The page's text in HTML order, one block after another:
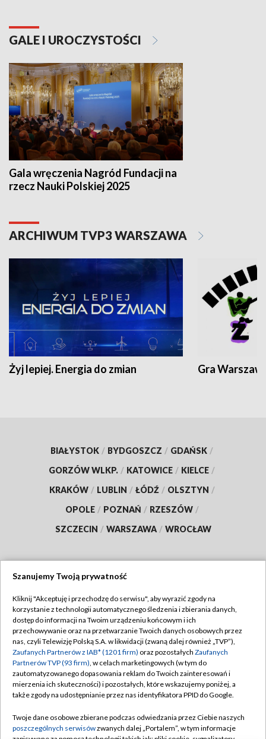
GALE I UROCZYSTOŚCI
Gala wręczenia Nagród Fundacji na
rzecz Nauki Polskiej 2025
ARCHIWUM TVP3 WARSZAWA
Żyj lepiej. Energia do zmian Gra
BIAŁYSTOK / BYDGOSZCZ / GDAŃSK /
GORZÓW WLKP. / KATOWICE / KIELCE /
KRAKÓW / LUBLIN / ŁÓDŹ / OLSZTYN /
OPOLE / POZNAŃ / RZESZÓW /
SZCZECIN / WARSZAWA / WROCŁAW
TVP
Abonament TVP
Emisja w TVP
Centrum informacji TVP
Naziemna Telewizja Cyfrowa
Rada Programowa
Regulamin TVP
Polityka prywatności
Moje zgody
Pomoc
Kontakt
Szanujemy Twoją prywatność
Kliknij "Akceptuję i przechodzę do serwisu", aby wyrazić zgody na
korzystanie z technologii automatycznego śledzenia i zbierania danych,
dostęp do informacji na Twoim urządzeniu końcowym i ich
przechowywanie oraz na przetwarzanie Twoich danych osobowych przez
nas, czyli Telewizję Polską S.A. w likwidacji (zwaną dalej również „TVP”),
Zaufanych Partnerów z IAB* (1201 firm) oraz pozostałych Zaufanych
Partnerów TVP (93 firm), w celach marketingowych (w tym do
zautomatyzowanego dopasowania reklam do Twoich zainteresowań i
mierzenia ich skuteczności) i pozostałych, które wskazujemy poniżej, a
także zgody na udostępnianie przez nas identyfikatora PPID do Google.
Twoje dane osobowe zbierane podczas odwiedzania przez Ciebie naszych
poszczególnych serwisówzwanych dalej „Portalem”, w tym informacje